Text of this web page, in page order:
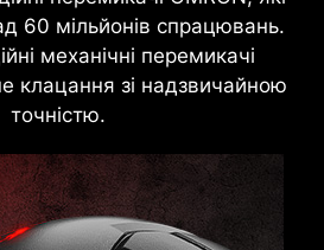
60 мільйонів спрацювань.
механічні перемикачі
клацання зі надзвичайною
точністю.